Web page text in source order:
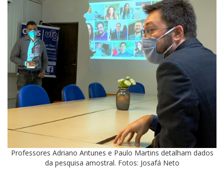
Professores Adriano Antunes e Paulo Martins detalham dados
da pesquisa amostral. Fotos: Josafá Neto